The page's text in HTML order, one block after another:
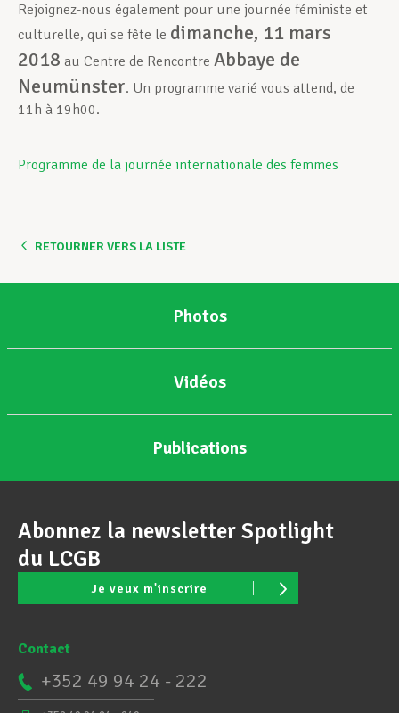
Rejoignez-nous également pour une journée féministe et
culturelle, qui se fête le dimanche, 11 mars
2018 au Centre de Rencontre Abbaye de
Neumünster. Un programme varié vous attend, de
11h à 19h00.
Programme de la journée internationale des femmes
RETOURNER VERS LA LISTE
Photos
Vidéos
Publications
Abonnez la newsletter Spotlight
du LCGB
Je veux m'inscrire
Contact
+352 49 94 24 - 222